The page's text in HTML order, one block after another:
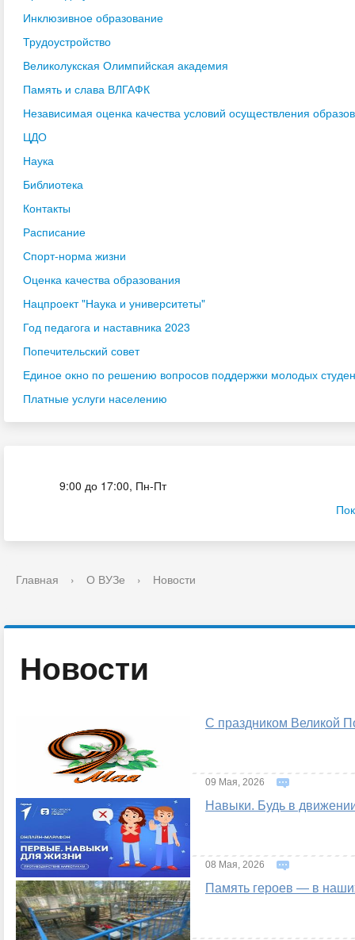
Инклюзивное образование
Трудоустройство
Великолукская Олимпийская академия
Память и слава ВЛГАФК
Независимая оценка качества условий осуществления
ЦДО
Наука
Библиотека
Контакты
Расписание
Спорт-норма жизни
Оценка качества образования
Нацпроект "Наука и университеты"
Год педагога и наставника 2023
Попечительский совет
Единое окно по решению вопросов поддержки молодых
Платные услуги населению
9:00 до 17:00, Пн-Пт
Главная › О ВУЗе › Новости
Новости
С праздником Великой
09 Мая, 2026
Навыки. Будь в
08 Мая, 2026
Память героев — в